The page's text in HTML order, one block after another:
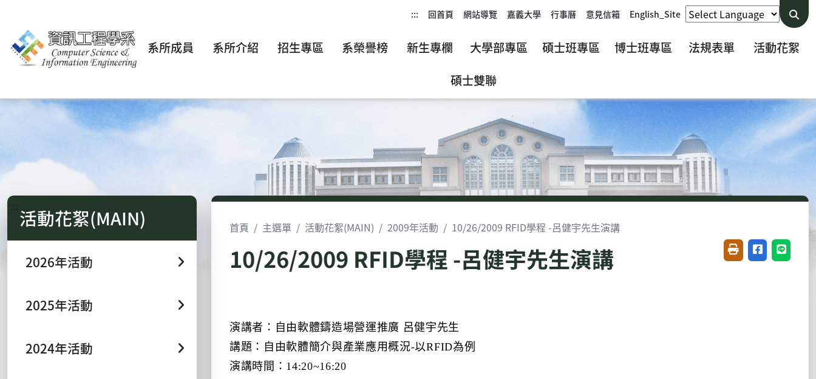
::: 回首頁 網站導覽 嘉義大學 行事曆 意見信箱 English_Site
系所成員 系所介紹 招生專區 系榮譽榜 新生專欄 大學部專區 碩士班專區 博士班專區 法規表單
活動花絮
碩士雙聯
活動花絮(MAIN)
2026年活動
2025年活動
2024年活動
首頁 主選單 活動花絮(MAIN) 2009年活動 10/26/2009 RFID學程 -呂健宇先生演講
10/26/2009 RFID學程 -呂健宇先生演講 友善列印(開新視窗)
分享至臉書(
分享至
演講者： 自由軟體鑄造場營運推廣 呂健宇先生
講題： 自由軟體簡介與產業應用概況-以RFID為例
演講時間： 14:20~16:20